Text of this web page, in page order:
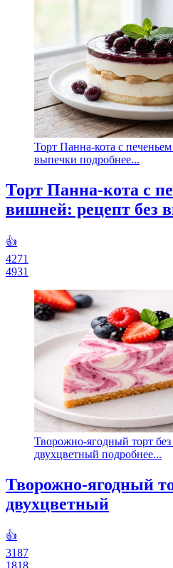
Торт Панна-кота с
выпечки подробнее...
Торт Панна-кота с
вишней: рецепт без
👍
4271
4931
Творожно-ягодный торт
двухцветный подробнее...
Творожно-ягодный
двухцветный
👍
3187